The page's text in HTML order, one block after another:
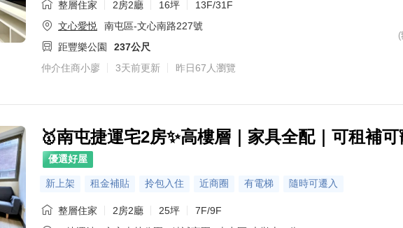
整層住家 2房2廳 16坪
13F/31F
文心愛悦
南屯區-文心南路227號
距豐樂公園
237公尺
仲介住商小廖
3天前更新 昨日67人瀏覽
🥇南屯捷運宅2房✨高樓層｜家具全配｜可租補
優選好屋
新上架 租金補貼 拎包入住 近商圈 有電梯 隨時可遷入
整層住家 2房2廳 25坪
7F/9F